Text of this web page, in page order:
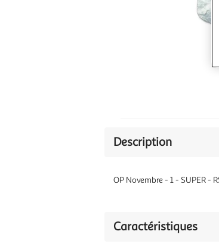
Description
OP Novembre - 1 - SUPER -
Caractéristiques